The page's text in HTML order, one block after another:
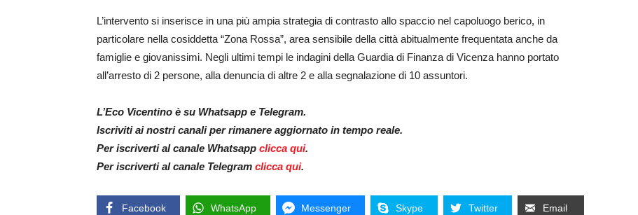
L’intervento si inserisce in una più ampia strategia di contrasto allo spaccio nel capoluogo berico, in
particolare nella cosiddetta “Zona Rossa”, area sensibile della città abitualmente frequentata anche da
famiglie e giovanissimi. Negli ultimi tempi le indagini della Guardia di Finanza di Vicenza hanno portato
all’arresto di 2 persone, alla denuncia di altre 2 e alla segnalazione di 10 assuntori.
L’Eco Vicentino è su Whatsapp e Telegram.
Iscriviti ai nostri canali per rimanere aggiornato in tempo reale.
Per iscriverti al canale Whatsapp clicca qui.
Per iscriverti al canale Telegram clicca qui.
Facebook WhatsApp Messenger Skype Twitter Email